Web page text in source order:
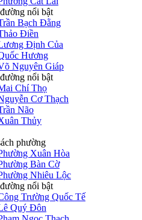
nổi bật
Bạch Đằng
Điền
Định Của
Hương
Nguyên Giáp
nổi bật
Chí Thọ
Cơ Thạch
Não
Thủy
phường
Xuân Hòa
Bàn Cờ
Nhiêu Lộc
nổi bật
Trường Quốc Tế
Quý Đôn